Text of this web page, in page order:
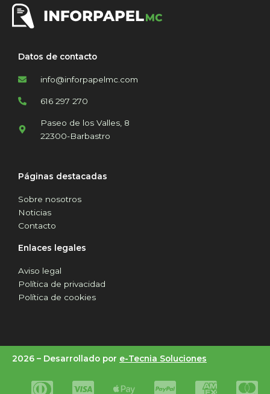
Datos de contacto
info@inforpapelmc.com
616 297 270
Paseo de los Valles, 8
22300-Barbastro
Páginas destacadas
Sobre nosotros
Noticias
Contacto
Enlaces legales
Aviso legal
Política de privacidad
Política de cookies
2026 – Desarrollado por e-Tecnia Soluciones